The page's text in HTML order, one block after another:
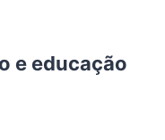
e educação